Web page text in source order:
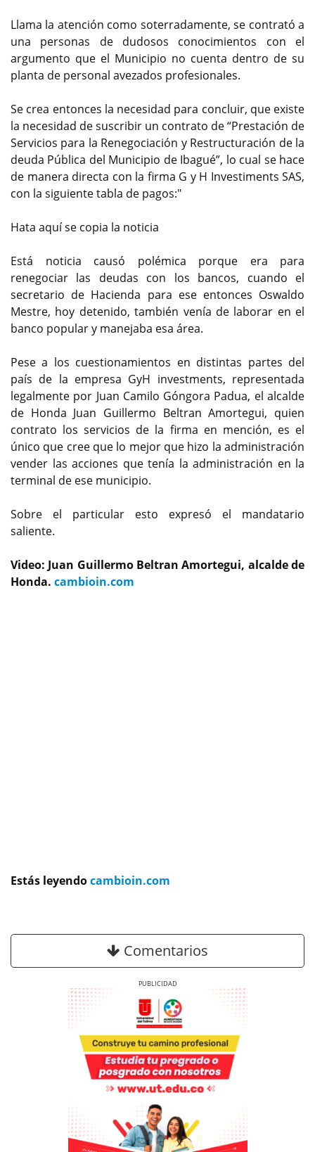
Llama la atención como soterradamente, se contrató a
una personas de dudosos conocimientos con el
argumento que el Municipio no cuenta dentro de su
planta de personal avezados profesionales.
Se crea entonces la necesidad para concluir, que existe
la necesidad de suscribir un contrato de “Prestación de
Servicios para la Renegociación y Restructuración de la
deuda Pública del Municipio de Ibagué”, lo cual se hace
de manera directa con la firma G y H Investiments SAS,
con la siguiente tabla de pagos:"
Hata aquí se copia la noticia
Está noticia causó polémica porque era para
renegociar las deudas con los bancos, cuando el
secretario de Hacienda para ese entonces Oswaldo
Mestre, hoy detenido, también venía de laborar en el
banco popular y manejaba esa área.
Pese a los cuestionamientos en distintas partes del
país de la empresa GyH investments, representada
legalmente por Juan Camilo Góngora Padua, el alcalde
de Honda Juan Guillermo Beltran Amortegui, quien
contrato los servicios de la firma en mención, es el
único que cree que lo mejor que hizo la administración
vender las acciones que tenía la administración en la
terminal de ese municipio.
Sobre el particular esto expresó el mandatario
saliente.
Video: Juan Guillermo Beltran Amortegui, alcalde de
Honda. cambioin.com
Estás leyendocambioin.com
Comentarios